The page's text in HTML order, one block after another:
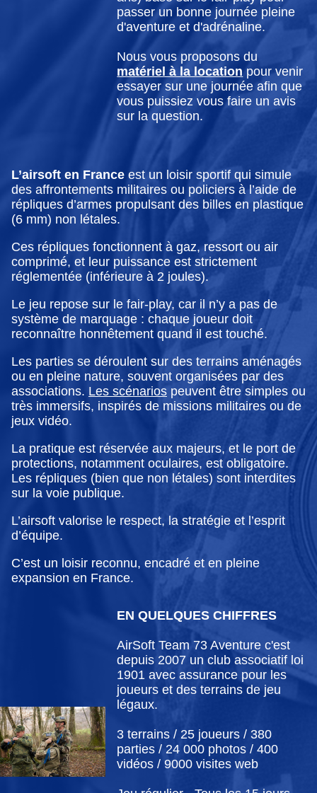
passer un bonne journée pleine
d'aventure et d'adrénaline.
Nous vous proposons du
matériel à la location pour venir
essayer sur une journée afin que
vous puissiez vous faire un avis
sur la question.
L’airsoft en France est un loisir sportif qui simule
des affrontements militaires ou policiers à l’aide de
répliques d’armes propulsant des billes en plastique
(6 mm) non létales.
Ces répliques fonctionnent à gaz, ressort ou air
comprimé, et leur puissance est strictement
réglementée (inférieure à 2 joules).
Le jeu repose sur le fair-play, car il n’y a pas de
système de marquage : chaque joueur doit
reconnaître honnêtement quand il est touché.
Les parties se déroulent sur des terrains aménagés
ou en pleine nature, souvent organisées par des
associations. Les scénarios peuvent être simples ou
très immersifs, inspirés de missions militaires ou de
jeux vidéo.
La pratique est réservée aux majeurs, et le port de
protections, notamment oculaires, est obligatoire.
Les répliques (bien que non létales) sont interdites
sur la voie publique.
L’airsoft valorise le respect, la stratégie et l’esprit
d’équipe.
C’est un loisir reconnu, encadré et en pleine
expansion en France.
EN QUELQUES CHIFFRES
AirSoft Team 73 Aventure c'est
depuis 2007 un club associatif loi
1901 avec assurance pour les
joueurs et des terrains de jeu
légaux.
3 terrains / 25 joueurs / 380
parties / 24 000 photos / 400
vidéos / 9000 visites web